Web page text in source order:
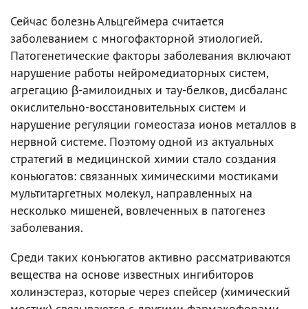
Сейчас болезнь Альцгеймера считается
заболеванием с многофакторной этиологией.
Патогенетические факторы заболевания включают
нарушение работы нейромедиаторных систем,
агрегацию β-амилоидных и тау-белков, дисбаланс
окислительно-восстановительных систем и
нарушение регуляции гомеостаза ионов металлов в
нервной системе. Поэтому одной из актуальных
стратегий в медицинской химии стало создания
коньюгатов: связанных химическими мостиками
мультитаргетных молекул, направленных на
несколько мишеней, вовлеченных в патогенез
заболевания.
Среди таких конъюгатов активно рассматриваются
вещества на основе известных ингибиторов
холинэстераз, которые через спейсер (химический